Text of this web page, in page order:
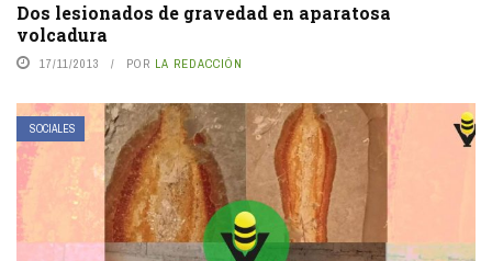
Dos lesionados de gravedad en aparatosa
volcadura
17/11/2013 POR LA REDACCIÓN
SOCIALES